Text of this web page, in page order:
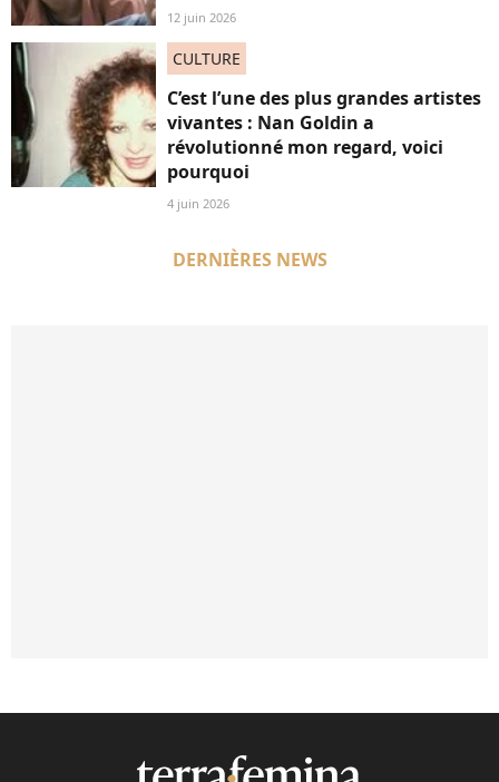
12 juin 2026
CULTURE
C’est l’une des plus grandes artistes
vivantes : Nan Goldin a
révolutionné mon regard, voici
pourquoi
4 juin 2026
DERNIÈRES NEWS